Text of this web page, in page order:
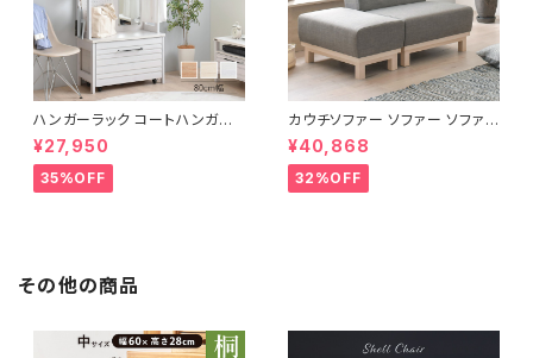
ハンガーラック コートハンガー
ワードローブ フリーラック クロ
ーゼット 幅80 新生活 一人暮ら
し
¥27,950
35%OFF
カウチソファー ソファー ソファ
オットマン 1.5人掛 け新生活 一
人暮らし 完成品
¥40,868
32%OFF
その他の商品